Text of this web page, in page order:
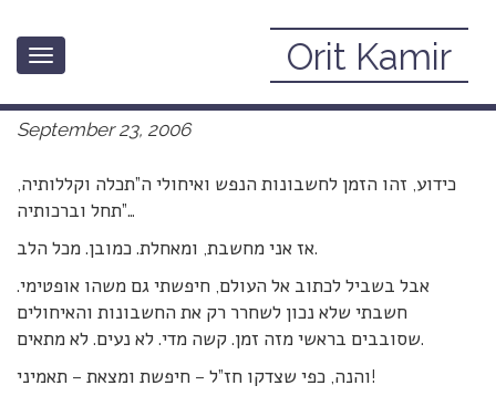
Toggle
Orit Kamir
שנה טובה – שניה של אופטימיות
September 23, 2006
כידוע, זהו הזמן לחשבונות הנפש ואיחולי ה”תכלה וקללותיה,
תחל וברכותיה”…
אז אני מחשבת, ומאחלת. כמובן. מכל הלב.
אבל בשביל לכתוב אל העולם, חיפשתי גם משהו אופטימי.
חשבתי שלא נכון לשחרר רק את החשבונות והאיחולים
שסובבים בראשי מזה זמן. קשה מדי. לא נעים. לא מתאים.
והנה, כפי שצדקו חז”ל – חיפשת ומצאת – תאמיני!